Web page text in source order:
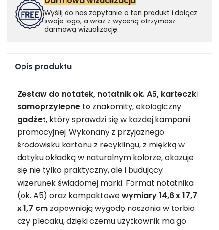
Wyślij do nas zapytanie o ten produkt i dołącz
swoje logo, a wraz z wyceną otrzymasz
darmową wizualizację.
Opis produktu
Zestaw do notatek, notatnik ok. A5, karteczki
samoprzylepne to znakomity, ekologiczny
gadżet, który sprawdzi się w każdej kampanii
promocyjnej. Wykonany z przyjaznego
środowisku kartonu z recyklingu, z miękką w
dotyku okładką w naturalnym kolorze, okazuje
się nie tylko praktyczny, ale i budujący
wizerunek świadomej marki. Format notatnika
(ok. A5) oraz kompaktowewymiary 14,6 x 17,7
x 1,7 cm zapewniają wygodę noszenia w torbie
czy plecaku, dzięki czemu użytkownik ma go